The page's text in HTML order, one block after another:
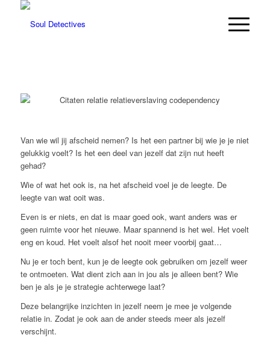
Van wie wil jij afscheid nemen? Is het een partner bij wie je je niet
gelukkig voelt? Is het een deel van jezelf dat zijn nut heeft
gehad?
Wie of wat het ook is, na het afscheid voel je de leegte. De
leegte van wat ooit was.
Even is er niets, en dat is maar goed ook, want anders was er
geen ruimte voor het nieuwe. Maar spannend is het wel. Het voelt
eng en koud. Het voelt alsof het nooit meer voorbij gaat…
Nu je er toch bent, kun je de leegte ook gebruiken om jezelf weer
te ontmoeten. Wat dient zich aan in jou als je alleen bent? Wie
ben je als je je strategie achterwege laat?
Deze belangrijke inzichten in jezelf neem je mee je volgende
relatie in. Zodat je ook aan de ander steeds meer als jezelf
verschijnt.